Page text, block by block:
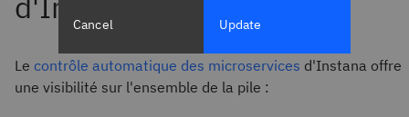
Le contrôle automatique des microservices d'Instana offre
une visibilité sur l'ensemble de la pile :
Cancel Update